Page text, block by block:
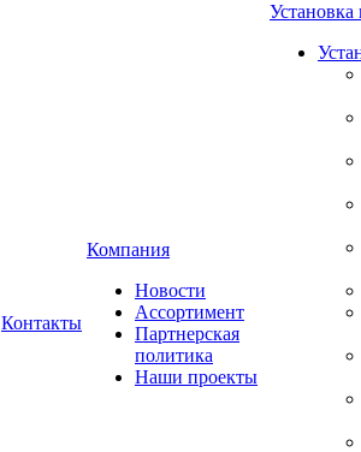
Контакты
Компания
Новости
Ассортимент
Партнерская
политика
Наши проекты
Установка